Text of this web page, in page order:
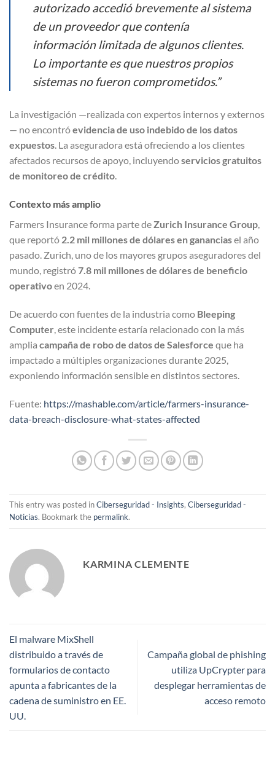
autorizado accedió brevemente al sistema
de un proveedor que contenía
información limitada de algunos clientes.
Lo importante es que nuestros propios
sistemas no fueron comprometidos.”
La investigación —realizada con expertos internos y externos
— no encontróevidencia de uso indebido de los datos
expuestos. La aseguradora está ofreciendo a los clientes
afectados recursos de apoyo, incluyendoservicios gratuitos
de monitoreo de crédito.
Contexto más amplio
Farmers Insurance forma parte deZurich Insurance Group,
que reportó 2.2 mil millones de dólares en gananciasel año
pasado. Zurich, uno de los mayores grupos aseguradores del
mundo, registró7.8 mil millones de dólares de beneficio
operativoen 2024.
De acuerdo con fuentes de la industria como Bleeping
Computer , este incidente estaría relacionado con la más
amplia campaña de robo de datos de Salesforce que ha
impactado a múltiples organizaciones durante 2025,
exponiendo información sensible en distintos sectores.
Fuente: https://mashable.com/article/farmers-insurance-
data-breach-disclosure-what-states-affected
This entry was posted inCiberseguridad - Insights, Ciberseguridad -
Noticias. Bookmark the permalink.
KARMINA CLEMENTE
El malware MixShell
distribuido a través de
formularios de contacto
apunta a fabricantes de la
cadena de suministro en EE.
UU.
Campaña global de phishing
utiliza UpCrypter para
desplegar herramientas de
acceso remoto